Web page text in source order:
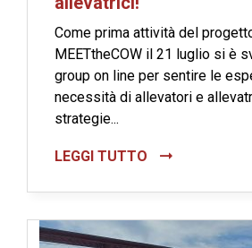
Come prima attività del
MEETtheCOW il 21 luglio si è
group on line per sentire le
necessità di allevatori e
strategie...
LEGGI TUTTO